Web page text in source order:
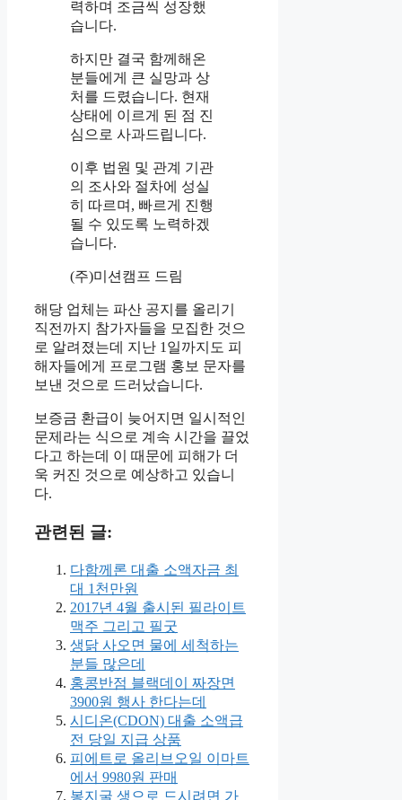
력하며 조금씩 성장했
습니다.
하지만 결국 함께해온
분들에게 큰 실망과 상
처를 드렸습니다. 현재
상태에 이르게 된 점 진
심으로 사과드립니다.
이후 법원 및 관계 기관
의 조사와 절차에 성실
히 따르며, 빠르게 진행
될 수 있도록 노력하겠
습니다.
(주)미션캠프 드림
해당 업체는 파산 공지를 올리기
직전까지 참가자들을 모집한 것으
로 알려졌는데 지난 1일까지도 피
해자들에게 프로그램 홍보 문자를
보낸 것으로 드러났습니다.
보증금 환급이 늦어지면 일시적인
문제라는 식으로 계속 시간을 끌었
다고 하는데 이 때문에 피해가 더
욱 커진 것으로 예상하고 있습니
다.
관련된 글:
다함께론 대출 소액자금 최
대 1천만원
2017년 4월 출시된 필라이트
맥주 그리고 필굿
생닭 사오면 물에 세척하는
분들 많은데
홍콩반점 블랙데이 짜장면
3900원 행사 한다는데
시디온(CDON) 대출 소액급
전 당일 지급 상품
피에트로 올리브오일 이마트
에서 9980원 판매
봉지굴 생으로 드시려면 가